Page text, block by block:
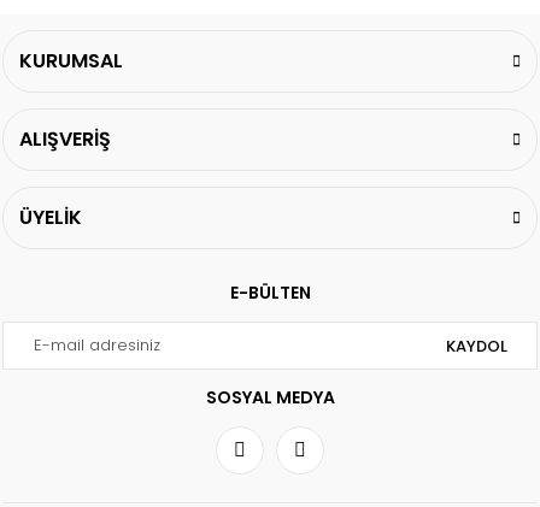
KURUMSAL
ALIŞVERİŞ
ÜYELİK
E-BÜLTEN
KAYDOL
SOSYAL MEDYA